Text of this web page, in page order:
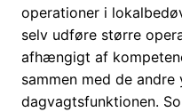
operationer i
selv udføre større
afhængigt af
sammen med de
dagvagtsfunktionen.